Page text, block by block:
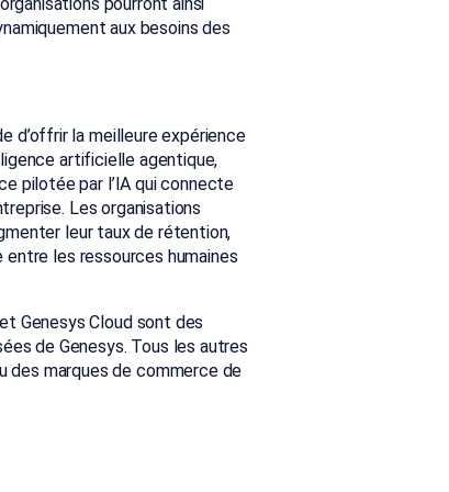
pourront ainsi
aux besoins des
d’offrir la meilleure expérience
artificielle agentique,
pilotée par l’IA qui connecte
Les organisations
leur taux de rétention,
les ressources humaines
Genesys Cloud sont des
de Genesys. Tous les autres
des marques de commerce de